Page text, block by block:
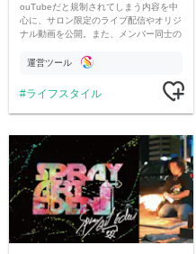
ouTubeだと規制されてしまう内容を中
心に、サロン限定のライブ配信やオリジ
ナル動画を公開。また、メンバー同士の
ただいています。
運営ツール
ライフスタイル